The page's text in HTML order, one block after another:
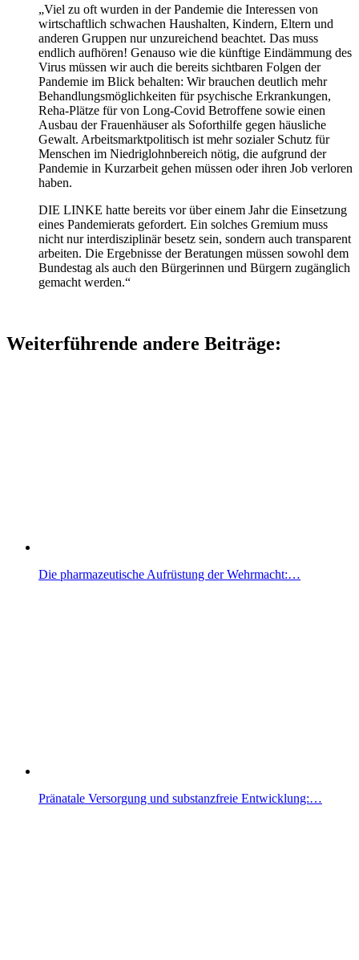
„Viel zu oft wurden in der Pandemie die Interessen von
wirtschaftlich schwachen Haushalten, Kindern, Eltern und
anderen Gruppen nur unzureichend beachtet. Das muss
endlich aufhören! Genauso wie die künftige Eindämmung des
Virus müssen wir auch die bereits sichtbaren Folgen der
Pandemie im Blick behalten: Wir brauchen deutlich mehr
Behandlungsmöglichkeiten für psychische Erkrankungen,
Reha-Plätze für von Long-Covid Betroffene sowie einen
Ausbau der Frauenhäuser als Soforthilfe gegen häusliche
Gewalt. Arbeitsmarktpolitisch ist mehr sozialer Schutz für
Menschen im Niedriglohnbereich nötig, die aufgrund der
Pandemie in Kurzarbeit gehen müssen oder ihren Job verloren
haben.
DIE LINKE hatte bereits vor über einem Jahr die Einsetzung
eines Pandemierats gefordert. Ein solches Gremium muss
nicht nur interdisziplinär besetz sein, sondern auch transparent
arbeiten. Die Ergebnisse der Beratungen müssen sowohl dem
Bundestag als auch den Bürgerinnen und Bürgern zugänglich
gemacht werden.“
Weiterführende andere Beiträge:
Die pharmazeutische Aufrüstung der Wehrmacht:…
Pränatale Versorgung und substanzfreie Entwicklung:…